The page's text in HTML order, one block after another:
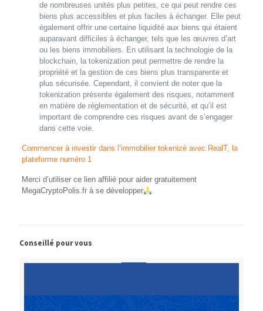
de nombreuses unités plus petites, ce qui peut rendre ces
biens plus accessibles et plus faciles à échanger. Elle peut
également offrir une certaine liquidité aux biens qui étaient
auparavant difficiles à échanger, tels que les œuvres d’art
ou les biens immobiliers. En utilisant la technologie de la
blockchain, la tokenization peut permettre de rendre la
propriété et la gestion de ces biens plus transparente et
plus sécurisée. Cependant, il convient de noter que la
tokenization présente également des risques, notamment
en matière de réglementation et de sécurité, et qu’il est
important de comprendre ces risques avant de s’engager
dans cette voie.
Commencer à investir dans l’immobilier tokenizé avec RealT, la
plateforme numéro 1
Merci d’utiliser ce lien affilié pour aider gratuitement
MegaCryptoPolis.fr à se développer
Conseillé pour vous